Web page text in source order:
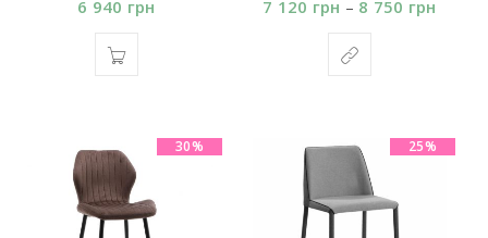
6 940 грн 7 120 грн – 8 750 грн
30% 25%